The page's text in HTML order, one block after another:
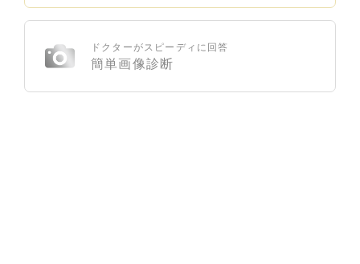
ドクターがスピーディに回答
簡単画像診断